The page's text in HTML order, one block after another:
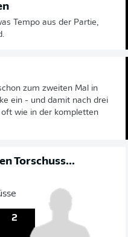
Tempo aus der Partie,
zum zweiten Mal in
ein - und damit nach drei
wie in der kompletten
Torschuss...
2